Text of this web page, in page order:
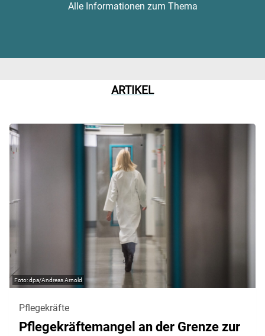
Alle Informationen zum Thema
ARTIKEL
dpa/Andreas Arnold
Pflegekräfte
Pflegekräftemangel an der Grenze zur